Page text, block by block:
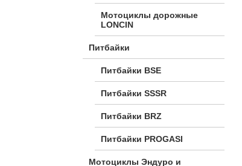
Мотоциклы дорожные
LONCIN
Питбайки
Питбайки BSE
Питбайки SSSR
Питбайки BRZ
Питбайки PROGASI
Мотоциклы Эндуро и